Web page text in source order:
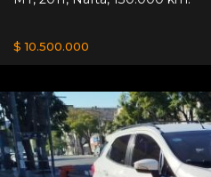
$ 10.500.000